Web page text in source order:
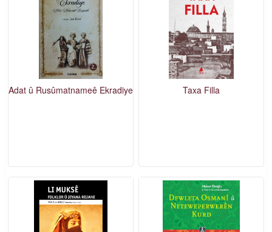
Adat û Rusûmatnameê Ekradiye Taxa Filla